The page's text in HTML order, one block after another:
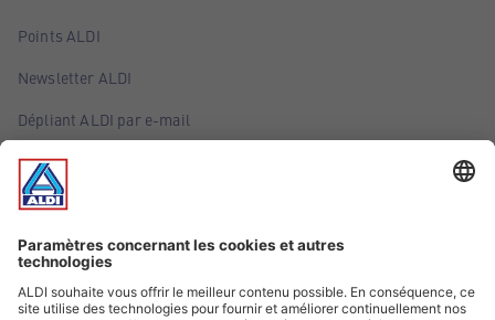
Points ALDI
Newsletter ALDI
Dépliant ALDI par e-mail
Offres
Infos essentielles
Suivez ALDI Belgique